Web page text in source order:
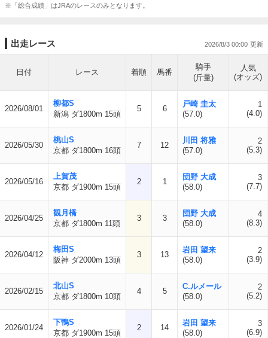
※「総合成績」はJRAのレースのみとなります。
出走レース 2026/8/3 00:00
日付 レース 着順 馬番
騎手
(斤量)
人気
(オッズ)
2026/08/01
柳都S
新潟 ダ1800m 15頭
5 6
戸崎 圭太
(57.0)
1
(4.0)
2026/05/30
桃山S
京都 ダ1800m 16頭
7 12
川田 将雅
(57.0)
2
(5.3)
2026/05/16
上賀茂
京都 ダ1900m 15頭
2 1
団野 大成
(58.0)
3
(7.7)
2026/04/25
観月橋
京都 ダ1800m 11頭
3 3
団野 大成
(58.0)
4
(8.3)
2026/04/12
梅田S
阪神 ダ2000m 13頭
3 13
岩田 望来
(58.0)
2
(3.9)
2026/02/15
北山S
京都 ダ1800m 10頭
4 5
C.ルメール
(58.0)
2
(5.2)
2026/01/24
下鴨S
京都 ダ1900m 15頭
2 14
岩田 望来
(58.0)
3
(6.9)